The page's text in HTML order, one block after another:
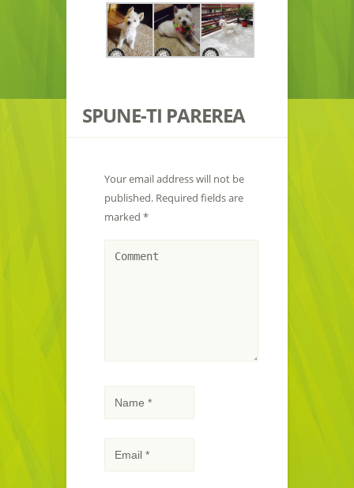
SPUNE-TI PAREREA
Your email address will not be
published. Required fields are
marked *